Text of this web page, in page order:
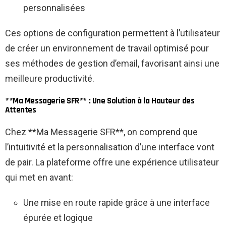
personnalisées
Ces options de configuration permettent à l’utilisateur
de créer un environnement de travail optimisé pour
ses méthodes de gestion d’email, favorisant ainsi une
meilleure productivité.
**Ma Messagerie SFR** : Une Solution à la Hauteur des
Attentes
Chez **Ma Messagerie SFR**, on comprend que
l’intuitivité et la personnalisation d’une interface vont
de pair. La plateforme offre une expérience utilisateur
qui met en avant:
Une mise en route rapide grâce à une interface
épurée et logique